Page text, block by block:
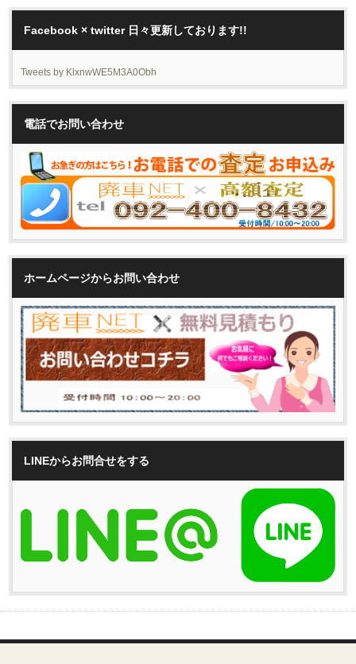
Facebook × twitter 日々更新しております!!
Tweets by KlxnwWE5M3A0Obh
電話でお問い合わせ
ホームページからお問い合わせ
LINEからお問合せをする